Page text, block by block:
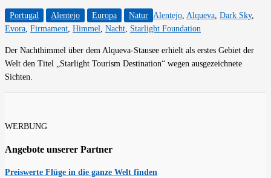
Portugal Alentejo Europa Natur Alentejo, Alqueva, Dark Sky,
Evora, Firmament, Himmel, Nacht, Starlight Foundation
Der Nachthimmel über dem Alqueva-Stausee erhielt als erstes Gebiet der
Welt den Titel „Starlight Tourism Destination“ wegen ausgezeichnete
Sichten.
WERBUNG
Angebote unserer Partner
Preiswerte Flüge in die ganze Welt finden